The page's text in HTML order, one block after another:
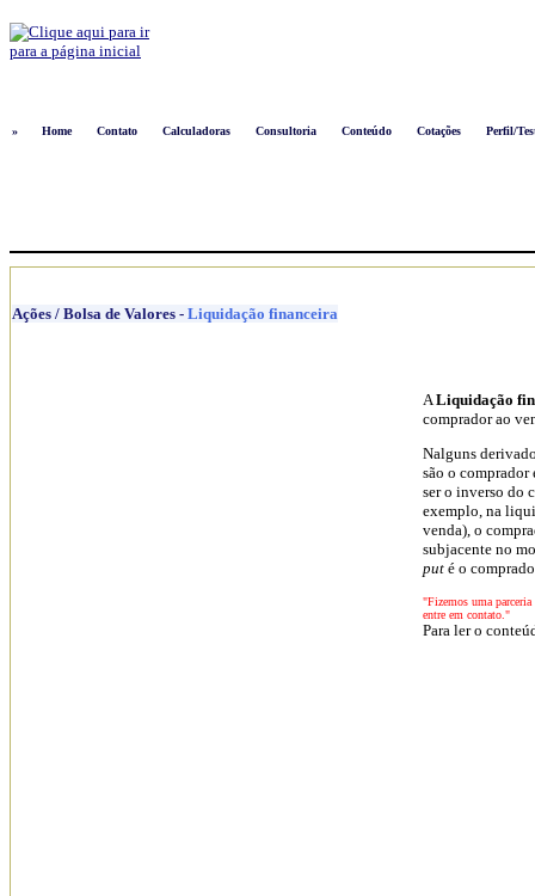
»
Home Contato Calculadoras Consultoria Conteúdo Cotações Perfil/
Ações / Bolsa de Valores - Liquidação financeira
ALiquidação
comprador ao
Nalguns
são o
ser o inverso do
exemplo, na
venda), o
subjacente no
put é o
"Fizemos uma
entre em contato."
Para ler o